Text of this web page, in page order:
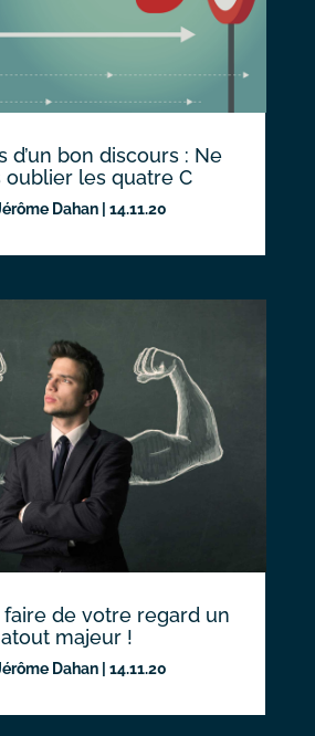
d’un bon discours : Ne
oublier les quatre C
Dahan |14.11.20
de votre regard un
atout majeur !
Dahan |14.11.20